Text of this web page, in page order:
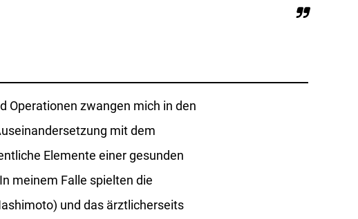
Operationen zwangen mich in den
mit dem
Elemente einer gesunden
meinem Falle spielten die
und das ärztlicherseits